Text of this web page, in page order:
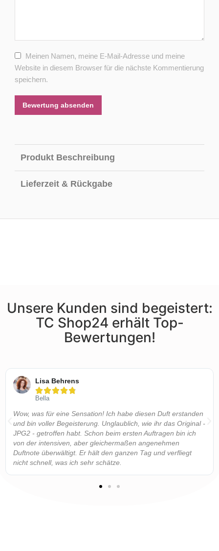
Meinen Namen, meine E-Mail-Adresse und meine
Website in diesem Browser für die nächste Kommentierung
speichern.
Bewertung absenden
Produkt Beschreibung
Lieferzeit & Rückgabe
Unsere Kunden sind begeistert:
TC Shop24 erhält Top-
Bewertungen!
Lisa Behrens

Bella
Wow, was für eine Sensation! Ich habe diesen Duft erstanden
und bin voller Begeisterung. Unglaublich, wie ihr das Original -
JPG2 - getroffen habt. Schon beim ersten Auftragen bin ich
von der intensiven, aber gleichermaßen angenehmen
Duftnote überwältigt. Er hält den ganzen Tag und verfliegt
nicht schnell, was ich sehr schätze.